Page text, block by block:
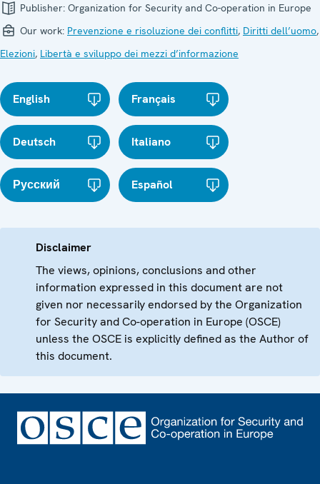
Publisher: Organization for Security and Co-operation in Europe
Our work: Prevenzione e risoluzione dei conflitti, Diritti dell’uomo,
Elezioni, Libertà e sviluppo dei mezzi d’informazione
English Français
Deutsch Italiano
Русский Español
Disclaimer
The views, opinions, conclusions and other
information expressed in this document are not
given nor necessarily endorsed by the Organization
for Security and Co-operation in Europe (OSCE)
unless the OSCE is explicitly defined as the Author of
this document.